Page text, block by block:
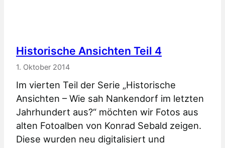
Historische Ansichten Teil 4
1. Oktober 2014
Im vierten Teil der Serie „Historische
Ansichten – Wie sah Nankendorf im letzten
Jahrhundert aus?“ möchten wir Fotos aus
alten Fotoalben von Konrad Sebald zeigen.
Diese wurden neu digitalisiert und